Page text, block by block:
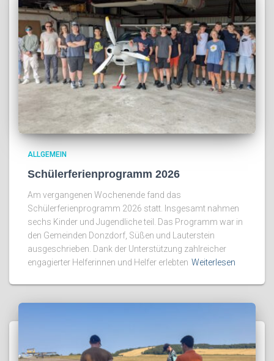
ALLGEMEIN
Schülerferienprogramm 2026
Am vergangenen Wochenende fand das
Schülerferienprogramm 2026 statt. Insgesamt nahmen
sechs Kinder und Jugendliche teil. Das Programm war in
den Gemeinden Donzdorf, Süßen und Lauterstein
ausgeschrieben. Dank der Unterstützung zahlreicher
engagierter Helferinnen und Helfer erlebten Weiterlesen